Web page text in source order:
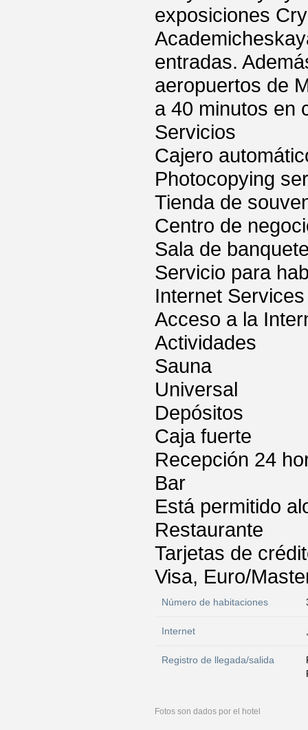
exposiciones
entradas.
aeropuertos de
a 40 minutos en
Servicios
Cajero
Photocopying
Tienda de
Centro de
Sala de
Servicio para
Internet Services
Acceso a la
Actividades
Sauna
Universal
Depósitos
Caja fuerte
Recepción 24
Bar
Está permitido
Restaurante
Tarjetas de
Visa, Euro/
Número de habitaciones
Internet
Registro de llegada/salida
Fotos son dados por el hotel